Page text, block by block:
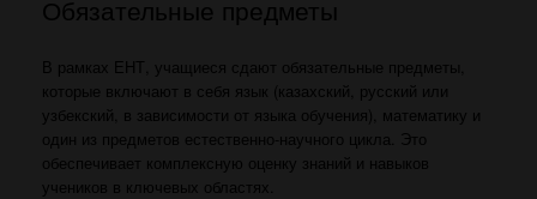
Обязательные предметы
В рамках ЕНТ, учащиеся сдают обязательные предметы,
которые включают в себя язык (казахский, русский или
узбекский, в зависимости от языка обучения), математику и
один из предметов естественно-научного цикла. Это
обеспечивает комплексную оценку знаний и навыков
учеников в ключевых областях.